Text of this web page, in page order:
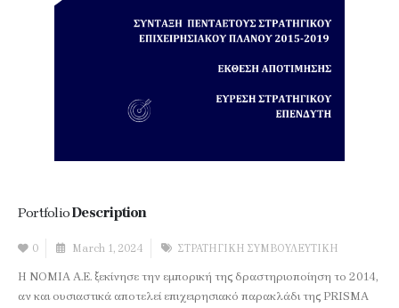
PortfolioDescription
0 March 1, 2024 ΣΤΡΑΤΗΓΙΚΗ ΣΥΜΒΟΥΛΕΥΤΙΚΗ
Η ΝΟΜΙΑ Α.Ε. ξεκίνησε την εμπορική της δραστηριοποίηση το 2014,
αν και ουσιαστικά αποτελεί επιχειρησιακό παρακλάδι της PRISMA